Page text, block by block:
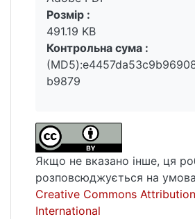
за якої працівника було
роботи. Такі ситуації
процедуру прийняття на
призначення пенсій таким
Тому запровадження
трудових книжок дійсно
про всю трудову активність
яка буде доступна як власне
так і роботодавцеві.
Розмір :
491.19 KB
Контрольна сума :
b9879
Якщо не вказано інше, ця
розповсюджується на
Creative Commons
International